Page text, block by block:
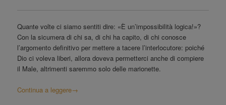
Quante volte ci siamo sentiti dire: «È un’impossibilità logica!»?
Con la sicumera di chi sa, di chi ha capito, di chi conosce
l’argomento definitivo per mettere a tacere l’interlocutore: poiché
Dio ci voleva liberi, allora doveva permetterci anche di compiere
il Male, altrimenti saremmo solo delle marionette.
Continua a leggere→